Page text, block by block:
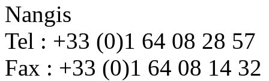
Nangis
Tel : +33 (0)1 64 08 28 57
Fax : +33 (0)1 64 08 14 32